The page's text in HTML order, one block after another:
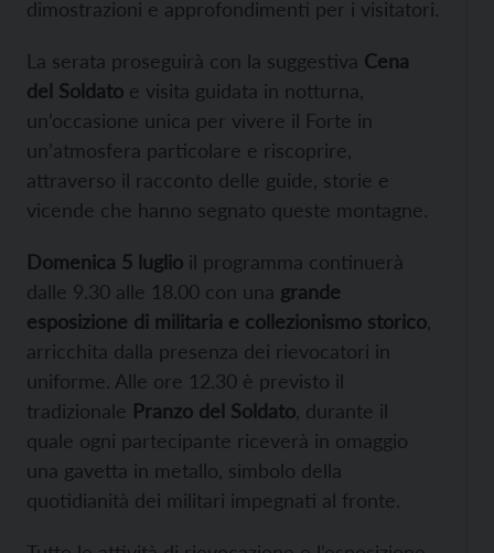
dimostrazioni e approfondimenti per i visitatori.
La serata proseguirà con la suggestiva Cena
del Soldato e visita guidata in notturna,
un’occasione unica per vivere il Forte in
un’atmosfera particolare e riscoprire,
attraverso il racconto delle guide, storie e
vicende che hanno segnato queste montagne.
Domenica 5 luglio il programma continuerà
dalle 9.30 alle 18.00 con una grande
esposizione di militaria e collezionismo storico
arricchita dalla presenza dei rievocatori in
uniforme. Alle ore 12.30 è previsto il
tradizionale Pranzo del Soldato , durante il
quale ogni partecipante riceverà in omaggio
una gavetta in metallo, simbolo della
quotidianità dei militari impegnati al fronte.